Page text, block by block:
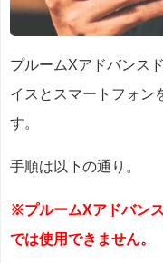
プルームXアドバンス
イスとスマートフォン
す。
手順は以下の通り。
※プルームXアドバン
では使用できません。